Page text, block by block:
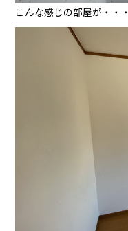
こんな感じの部屋が・・・